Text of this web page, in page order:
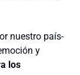
nuestro país-
y
los